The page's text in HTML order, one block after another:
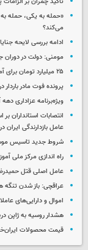
«حمله به یکی، حمله به
می‌کند؟
ادامه بررسی لایحه
مومنی: دولت در دوران
۲۵ میلیارد تومان برای آموزش‌وپرورش رفسنجان اختصاص یافت
پرونده فوت مادر باردار
ویژه‌برنامه عزاداری
انتصابات
عامل بازدارندگی ایران
شروط جدید تاسیس
راه اندازی مرکز ملی
عامل اصلی قتل
عراقچی: باز شدن تنگه
اموال و دارایی‌های
هشدار روسیه به ژاپن
قیمت محصولات ایران‌خودرو و